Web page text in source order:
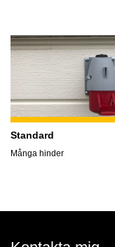
Standard
Många hinder